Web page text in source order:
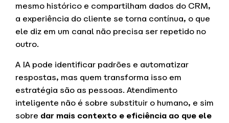
mesmo histórico e compartilham dados do CRM,
a experiência do cliente se torna contínua, o que
ele diz em um canal não precisa ser repetido no
outro.
A IA pode identificar padrões e automatizar
respostas, mas quem transforma isso em
estratégia são as pessoas. Atendimento
inteligente não é sobre substituir o humano, e sim
sobre dar mais contexto e eficiência ao que ele